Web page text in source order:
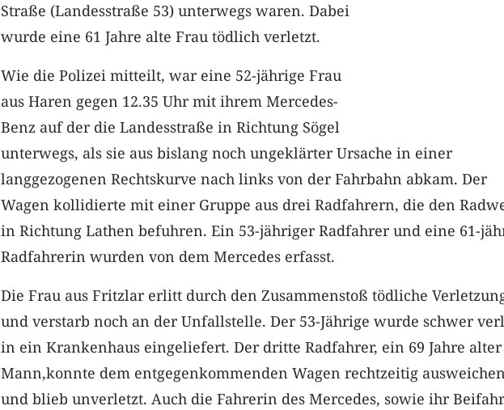
Straße (Landesstraße 53) unterwegs waren. Dabei
wurde eine 61 Jahre alte Frau tödlich verletzt.
Wie die Polizei mitteilt, war eine 52-jährige Frau
aus Haren gegen 12.35 Uhr mit ihrem Mercedes-
Benz auf der die Landesstraße in Richtung Sögel
unterwegs, als sie aus bislang noch ungeklärter Ursache in einer
langgezogenen Rechtskurve nach links von der Fahrbahn abkam. Der
Wagen kollidierte mit einer Gruppe aus drei Radfahrern, die den
in Richtung Lathen befuhren. Ein 53-jähriger Radfahrer und eine 61-
Radfahrerin wurden von dem Mercedes erfasst.
Die Frau aus Fritzlar erlitt durch den Zusammenstoß tödliche
und verstarb noch an der Unfallstelle. Der 53-Jährige wurde schwer
in ein Krankenhaus eingeliefert. Der dritte Radfahrer, ein 69 Jahre alter
Mann,konnte dem entgegenkommenden Wagen rechtzeitig ausweichen
und blieb unverletzt. Auch die Fahrerin des Mercedes, sowie ihr